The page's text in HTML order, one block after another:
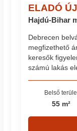
ELADÓ
Hajdú-Bihar
Debrecen
megfizethető
keresők
számú lakás
Belső
55 m²